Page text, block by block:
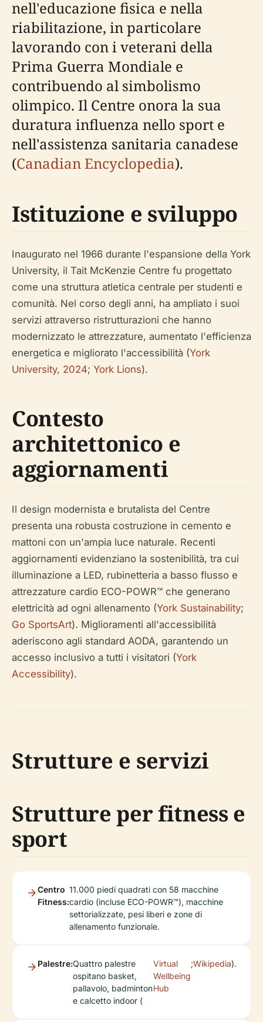
nell'educazione fisica e nella
riabilitazione, in particolare
lavorando con i veterani della
Prima Guerra Mondiale e
contribuendo al simbolismo
olimpico. Il Centre onora la sua
duratura influenza nello sport e
nell'assistenza sanitaria canadese
(Canadian Encyclopedia).
Istituzione e sviluppo
Inaugurato nel 1966 durante l'espansione della York
University, il Tait McKenzie Centre fu progettato
come una struttura atletica centrale per studenti e
comunità. Nel corso degli anni, ha ampliato i suoi
servizi attraverso ristrutturazioni che hanno
modernizzato le attrezzature, aumentato l'efficienza
energetica e migliorato l'accessibilità (York
University, 2024; York Lions).
Contesto
architettonico e
aggiornamenti
Il design modernista e brutalista del Centre
presenta una robusta costruzione in cemento e
mattoni con un'ampia luce naturale. Recenti
aggiornamenti evidenziano la sostenibilità, tra cui
illuminazione a LED, rubinetteria a basso flusso e
attrezzature cardio ECO-POWR™ che generano
elettricità ad ogni allenamento (York Sustainability;
Go SportsArt). Miglioramenti all'accessibilità
aderiscono agli standard AODA, garantendo un
accesso inclusivo a tutti i visitatori (York
Accessibility).
Strutture e servizi
Strutture per fitness e
sport
Centro
Fitness:
11.000 piedi quadrati con 58 macchine
cardio (incluse ECO-POWR™), macchine
settorializzate, pesi liberi e zone di
allenamento funzionale.
Palestre:Quattro palestre
ospitano basket,
pallavolo, badminton
e calcetto indoor (
Virtual
Wellbeing
Hub
;Wikipedia).